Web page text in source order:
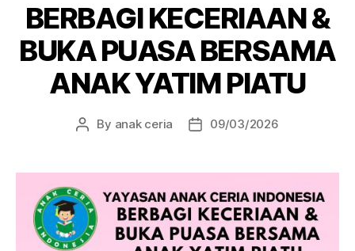
BERBAGI KECERIAAN &
BUKA PUASA BERSAMA
ANAK YATIM PIATU
Post
By anak ceria
Post09/03/2026